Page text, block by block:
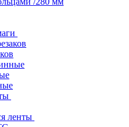
ленты